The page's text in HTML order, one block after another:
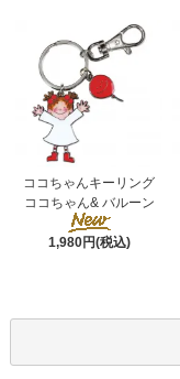
ココちゃんキーリング
ココちゃん& バルーン
1,980円(税込)